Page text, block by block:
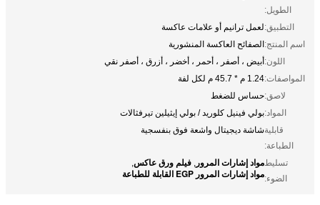
الطويل:
التطبيق:لعمل ترانيم أو علامات عاكسة
اسم المنتج:الصفائح العاكسة المنشورية
اللون:أبيض ، أصفر ، أحمر ، أخضر ، أزرق ، أصفر نقي
المواصفات:1.24 م * 45.7 م لكل لفة
لاصق:حساس للضغط
المواد:بولي فينيل كلوريد / بولي إيثيلين تيرفثالات
قابلية
الطباعة:
شاشة ديجيتال واشعة فوق بنفسجية
تسليط
الضوء:
مواد إشارات المرور , فيلم ورق عاكس,
مواد إشارات المرور EGP القابلة للطباعة